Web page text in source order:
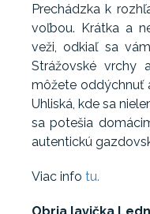
Prechádzka k
voľbou. Krátka a
veži, odkiaľ sa
Strážovské vrchy
môžete oddýchnuť
Uhliská, kde sa
sa potešia
autentickú
Viac info tu.